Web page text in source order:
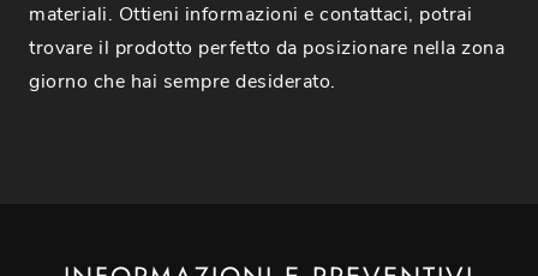
materiali. Ottieni informazioni e contattaci, potrai
trovare il prodotto perfetto da posizionare nella zona
giorno che hai sempre desiderato.